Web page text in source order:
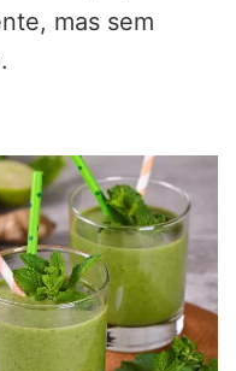
mas sem